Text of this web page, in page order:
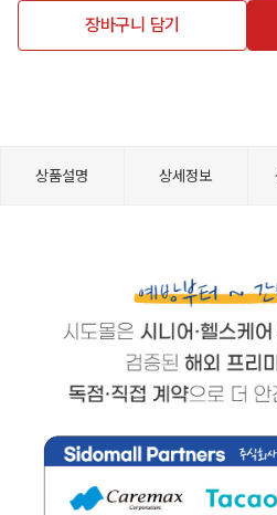
장바구니 담기
상품설명 상세정보